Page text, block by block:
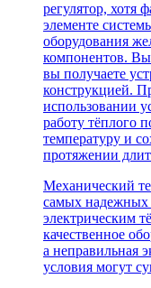
регулятор, хотя
элементе
оборудования
компонентов.
вы получаете
конструкцией.
использовании
работу тёплого
температуру и
протяжении
Механический
самых надежных
электрическим
качественное
а неправильная
условия могут